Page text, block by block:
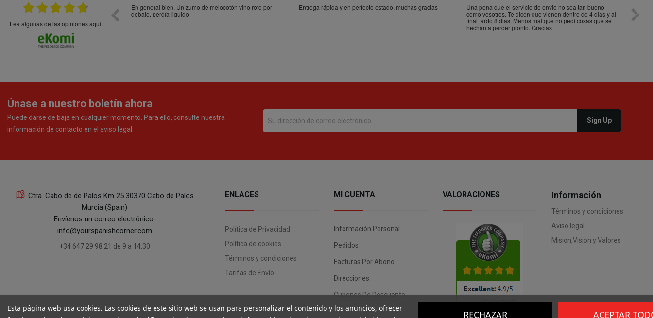
Lea algunas de las opiniones aquí.
En general bien. Un zumo de melocotón vino roto por
debajo, perdía liquido
Entrega rápida y en perfecto estado, muchas gracias
Una pena que el servicio de envio no sea tan bueno
como vosotros. Te dicen que vienen dentro de 4 dias y al
final tardo 8 dias. Menos mal que no pedí cosas que se
hechan a perder pronto. Gracias
Únase a nuestro boletín ahora
Puede darse de baja en cualquier momento. Para ello, consulte nuestra
información de contacto en el aviso legal.
Ctra. Cabo de de Palos Km 25 30370 Cabo de Palos
Murcia (Spain)
Envíenos un correo electrónico:
info@yourspanishcorner.com
+34 647 29 98 21 de 9 a 14:30
ENLACES
Política de Privacidad
Política de cookies
Términos y condiciones
Tarifas de Envío
MI CUENTA
Información Personal
Pedidos
Facturas Por Abono
Direcciones
Cupones De Descuento
VALORACIONES Información
Términos y condiciones
Aviso legal
Mision,Vision y Valores
Esta página web usa cookies. Las cookies de este sitio web se usan para personalizar el contenido y los anuncios, ofrecer
RECHAZAR ACEPTAR